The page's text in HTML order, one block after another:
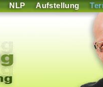
NLP Aufstellung